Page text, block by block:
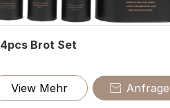
4pcs Brot Set
View Mehr  Anfrage